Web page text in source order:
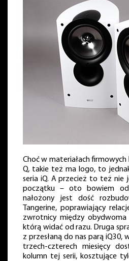
Choć w materiałach firmowych
Q, takie też ma logo, to
seria iQ. A przecież to też nie
początku – oto bowiem
nałożony jest dość
Tangerine, poprawiający
zwrotnicy między
którą widać od razu. Druga
z przesłaną do nas parą iQ30,
trzech-czterech miesięcy
kolumn tej serii, kosztujące